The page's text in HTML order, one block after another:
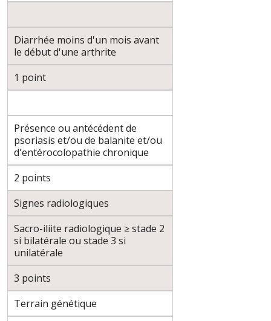
Diarrhée moins d'un mois avant
le début d'une arthrite
1 point
Présence ou antécédent de
psoriasis et/ou de balanite et/ou
d'entérocolopathie chronique
2 points
Signes radiologiques
Sacro-iliite radiologique ≥ stade 2
si bilatérale ou stade 3 si
unilatérale
3 points
Terrain génétique